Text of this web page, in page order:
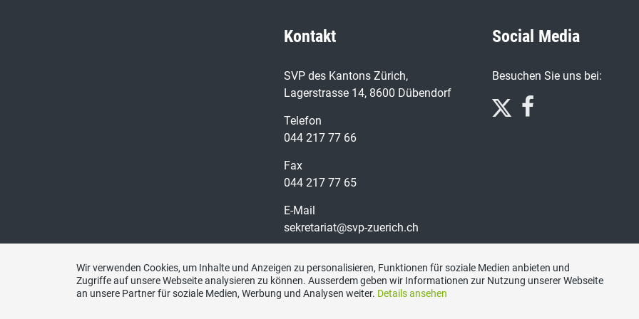
Kontakt
SVP des Kantons Zürich,
Lagerstrasse 14, 8600 Dübendorf
Telefon
044 217 77 66
Fax
044 217 77 65
E-Mail
sekretariat@svp-zuerich.ch
Social Media
Besuchen Sie uns bei:
Datenschutzerklärung
Wir verwenden Cookies, um Inhalte und Anzeigen zu personalisieren, Funktionen für soziale Medien anbieten und
Zugriffe auf unsere Webseite analysieren zu können. Ausserdem geben wir Informationen zur Nutzung unserer Webseite
an unsere Partner für soziale Medien, Werbung und Analysen weiter. Details ansehen